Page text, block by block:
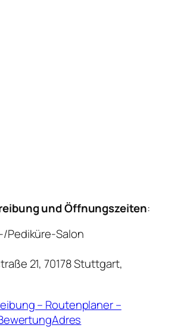
und Öffnungszeiten:
Pediküre-Salon
21, 70178 Stuttgart,
– Routenplaner –